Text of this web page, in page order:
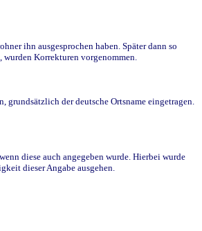
ihn ausgesprochen haben. Später dann so
Korrekturen vorgenommen.
der deutsche Ortsname eingetragen.
diese auch angegeben wurde. Hierbei wurde
dieser Angabe ausgehen.